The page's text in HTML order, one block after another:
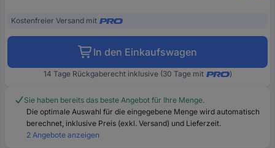
Kostenfreier Versand mit
In den Einkaufswagen
14 Tage Rückgaberecht inklusive (30 Tage mit )
Sie haben bereits das beste Angebot für Ihre Menge.
Die optimale Auswahl für die eingegebene Menge wird automatisch
berechnet, inklusive Preis (exkl. Versand) und Lieferzeit.
2 Angebote anzeigen